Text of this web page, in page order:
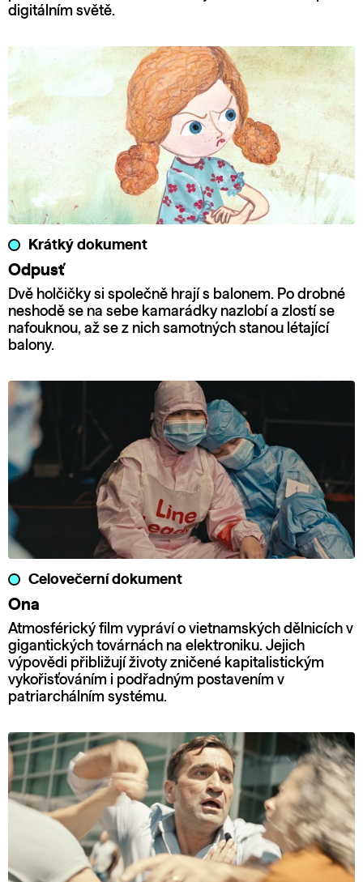
digitálním světě.
Krátký dokument
Odpusť
Dvě holčičky si společně hrají s balonem. Po drobné
neshodě se na sebe kamarádky nazlobí a zlostí se
nafouknou, až se z nich samotných stanou létající
balony.
Celovečerní dokument
Ona
Atmosférický film vypráví o vietnamských dělnicích v
gigantických továrnách na elektroniku. Jejich
výpovědi přibližují životy zničené kapitalistickým
vykořisťováním i podřadným postavením v
patriarchálním systému.